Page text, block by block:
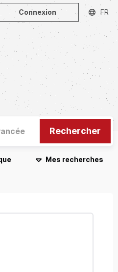
Connexion FR
Rechercher
Mes recherches